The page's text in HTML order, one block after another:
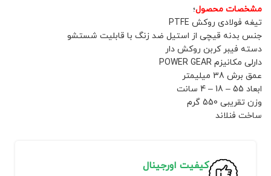
مشخصات محصول؛
تیغه فولادی روکش PTFE
جنس بدنه قیچی از استیل ضد زنگ با قابلیت شستشو
دسته فیبر کربن روکش دار
دارلی مکانیزم POWER GEAR
عمق برش 38 میلیمتر
ابعاد 55 – 18 – 4 سانت
وزن تقریبی 550 گرم
ساخت فنلاند
کیفیت اورجینال